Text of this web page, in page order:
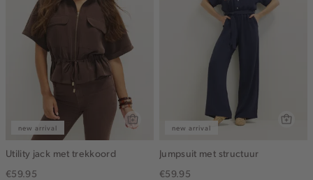
new arrival
Utility jack met trekkoord
€59.95
new arrival
Jumpsuit met structuur
€59.95